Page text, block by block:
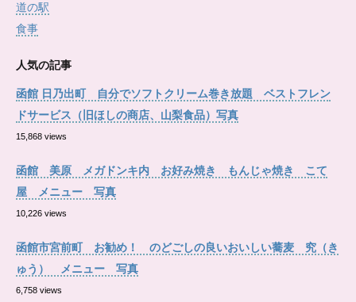
道の駅
食事
人気の記事
函館 日乃出町 自分でソフトクリーム巻き放題 ベストフレン
ドサービス（旧ほしの商店、山梨食品）写真
15,868 views
函館 美原 メガドンキ内 お好み焼き もんじゃ焼き こて
屋 メニュー 写真
10,226 views
函館市宮前町 お勧め！ のどごしの良いおいしい蕎麦 究（き
ゅう） メニュー 写真
6,758 views